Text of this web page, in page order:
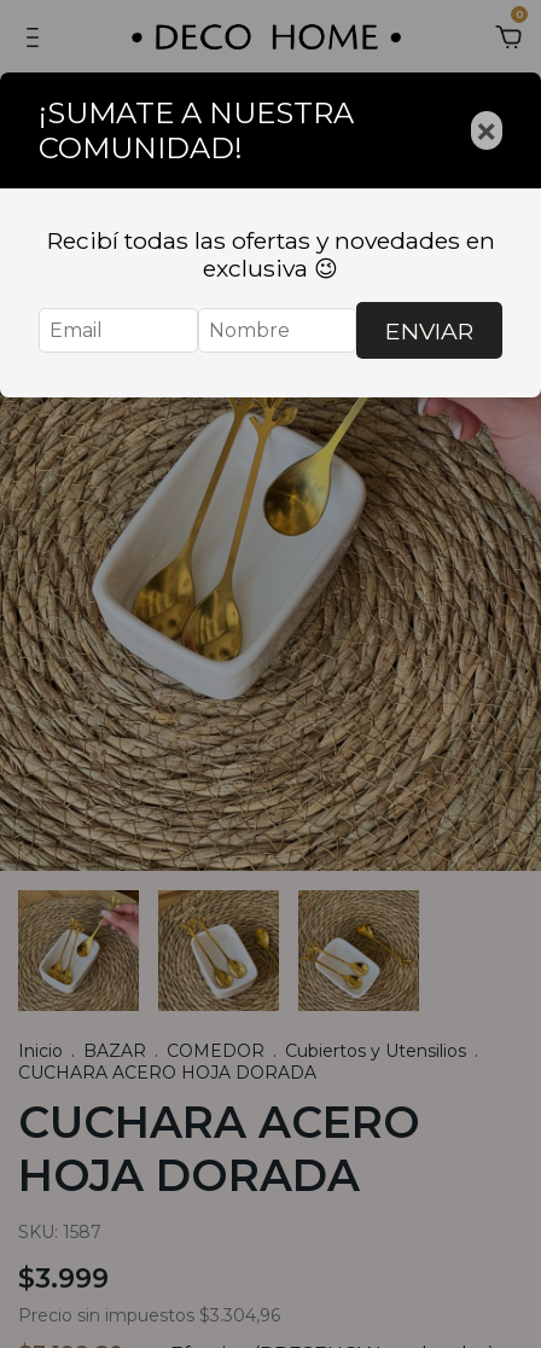
0
Inicio . BAZAR . COMEDOR . Cubiertos y Utensilios .
CUCHARA ACERO HOJA DORADA
CUCHARA ACERO
HOJA DORADA
SKU: 1587
$3.999
Precio sin impuestos $3.304,96
¡SUMATE A NUESTRA
COMUNIDAD!
×
Recibí todas las ofertas y novedades en
exclusiva 😉
ENVIAR